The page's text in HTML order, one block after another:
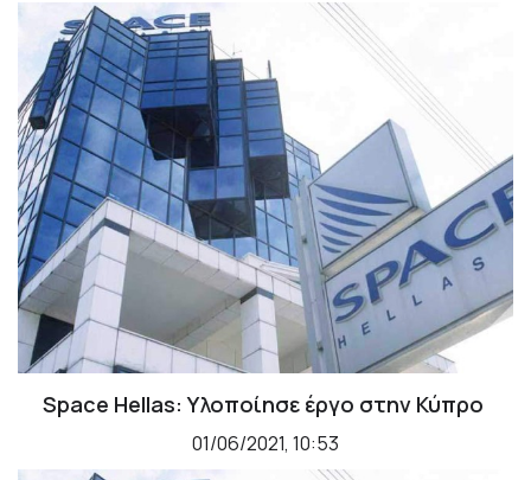
Space Hellas: Υλοποίησε έργο στην Κύπρο
01/06/2021, 10:53